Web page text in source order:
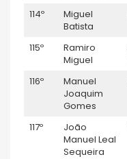
114º
Miguel
Batista
115º
Ramiro
Miguel
116º
Manuel
Joaquim
Gomes
117º
João
Manuel Leal
Sequeira